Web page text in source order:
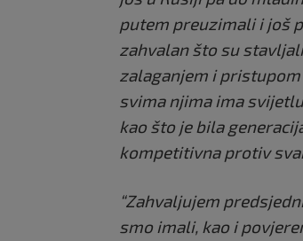
putem preuzimali i još
zahvalan što su
zalaganjem i
svima njima ima
kao što je bila
kompetitivna protiv
“Zahvaljujem
smo imali, kao i